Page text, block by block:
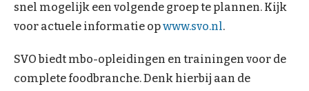
snel mogelijk een volgende groep te plannen. Kijk
voor actuele informatie opwww.svo.nl.
SVO biedt mbo-opleidingen en trainingen voor de
complete foodbranche. Denk hierbij aan de